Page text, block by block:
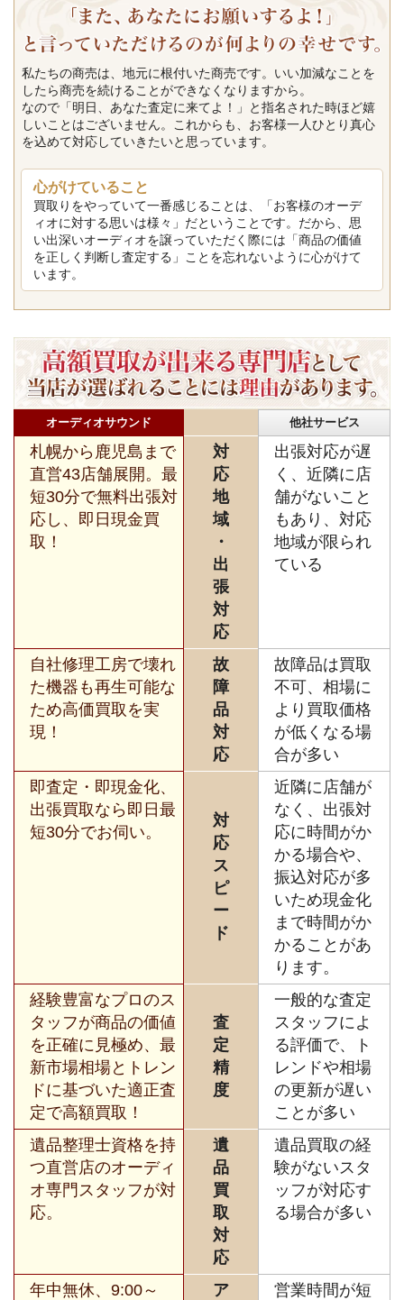
私たちの商売は、地元に根付いた商売です。いい加減なことを
したら商売を続けることができなくなりますから。
なので「明日、あなた査定に来てよ！」と指名された時ほど嬉
しいことはございません。これからも、お客様一人ひとり真心
を込めて対応していきたいと思っています。
心がけていること
買取りをやっていて一番感じることは、「お客様のオーデ
ィオに対する思いは様々」だということです。だから、思
い出深いオーディオを譲っていただく際には「商品の価値
を正しく判断し査定する」ことを忘れないように心がけて
います。
オーディオサウンド 他社サービス
札幌から鹿児島まで
直営43店舗展開。最
短30分で無料出張対
応し、即日現金買
取！
対
応
地
域
・
出
張
対
応
出張対応が遅
く、近隣に店
舗がないこと
もあり、対応
地域が限られ
ている
自社修理工房で壊れ
た機器も再生可能な
ため高価買取を実
現！
故
障
品
対
応
故障品は買取
不可、相場に
より買取価格
が低くなる場
合が多い
即査定・即現金化、
出張買取なら即日最
短30分でお伺い。
対
応
ス
ピ
ー
ド
近隣に店舗が
なく、出張対
応に時間がか
かる場合や、
振込対応が多
いため現金化
まで時間がか
かることがあ
ります。
経験豊富なプロのス
タッフが商品の価値
を正確に見極め、最
新市場相場とトレン
ドに基づいた適正査
定で高額買取！
査
定
精
度
一般的な査定
スタッフによ
る評価で、ト
レンドや相場
の更新が遅い
ことが多い
遺品整理士資格を持
つ直営店のオーディ
オ専門スタッフが対
応。
遺
品
買
取
対
応
遺品買取の経
験がないスタ
ッフが対応す
る場合が多い
年中無休、9:00～
ア
営業時間が短